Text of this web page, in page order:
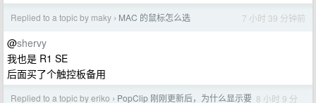
Replied to a topic by maky › MAC 的鼠标怎么选 7 小时 39 分钟前
@shervy
我也是 R1 SE
后面买了个触控板备用
Replied to a topic by eriko › PopClip 刚刚更新后，为什么显示要 8 小时 9 分